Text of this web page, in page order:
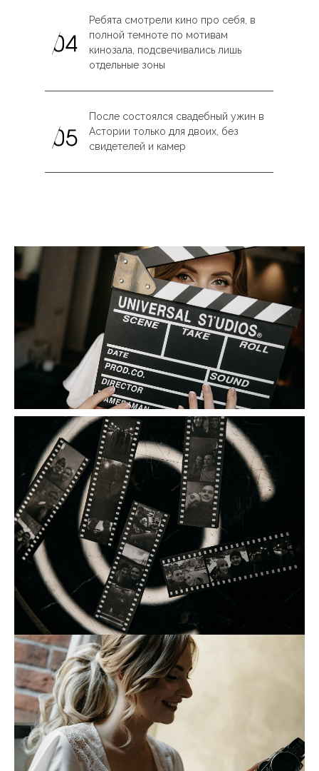
Ребята смотрели кино про себя, в
полной темноте по мотивам
кинозала, подсвечивались лишь
отдельные зоны
После состоялся свадебный ужин в
Астории только для двоих, без
свидетелей и камер